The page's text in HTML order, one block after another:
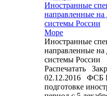
Иностранные
направленные на
системы России
Море
Иностранные
направленные на
системы России
Распечатать
02.12.2016 ФСБ
подготовке